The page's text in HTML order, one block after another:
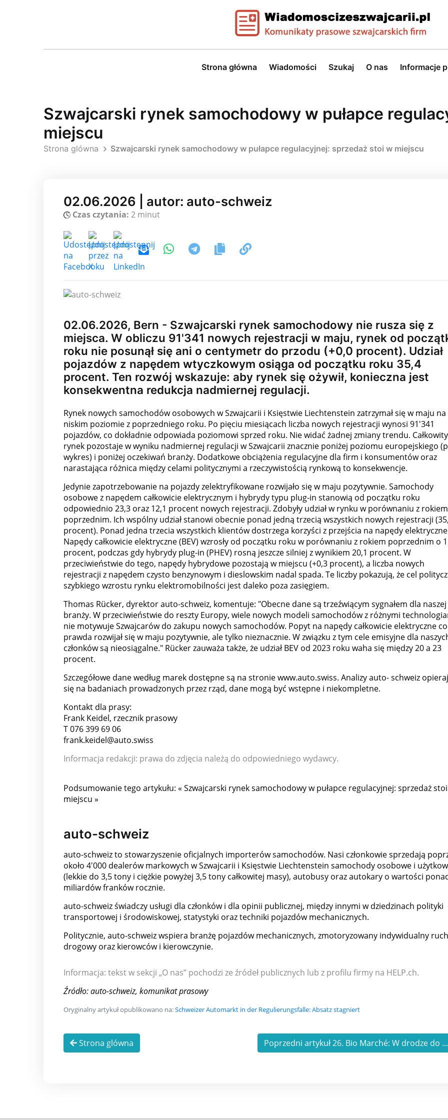
Strona główna Wiadomości Szukaj O nas Informacje
Szwajcarski rynek samochodowy w pułapce
miejscu
Strona glówna Szwajcarski rynek samochodowy w pułapce regulacyjnej: sprzedaż stoi w miejscu
02.06.2026 | autor: auto-schweiz
Czas czytania: 2 minut
02.06.2026, Bern - Szwajcarski rynek samochodowy nie rusza się z
miejsca. W obliczu 91'341 nowych rejestracji w maju, rynek od
roku nie posunął się ani o centymetr do przodu (+0,0 procent). Udział
pojazdów z napędem wtyczkowym osiąga od początku roku 35,4
procent. Ten rozwój wskazuje: aby rynek się ożywił, konieczna jest
konsekwentna redukcja nadmiernej regulacji.
Rynek nowych samochodów osobowych w Szwajcarii i Księstwie Liechtenstein zatrzymał się w maju na
niskim poziomie z poprzedniego roku. Po pięciu miesiącach liczba nowych rejestracji wynosi 91'341
pojazdów, co dokładnie odpowiada poziomowi sprzed roku. Nie widać żadnej zmiany trendu. Całkowity
rynek pozostaje w wyniku nadmiernej regulacji w Szwajcarii znacznie poniżej poziomu europejskiego
wykres) i poniżej oczekiwań branży. Dodatkowe obciążenia regulacyjne dla firm i konsumentów oraz
narastająca różnica między celami politycznymi a rzeczywistością rynkową to konsekwencje.
Jedynie zapotrzebowanie na pojazdy zelektryfikowane rozwijało się w maju pozytywnie. Samochody
osobowe z napędem całkowicie elektrycznym i hybrydy typu plug-in stanowią od początku roku
odpowiednio 23,3 oraz 12,1 procent nowych rejestracji. Zdobyły udział w rynku w porównaniu z rokiem
poprzednim. Ich wspólny udział stanowi obecnie ponad jedną trzecią wszystkich nowych rejestracji
procent). Ponad jedna trzecia wszystkich klientów dostrzega korzyści z przejścia na napędy
Napędy całkowicie elektryczne (BEV) wzrosły od początku roku w porównaniu z rokiem poprzednim o
procent, podczas gdy hybrydy plug-in (PHEV) rosną jeszcze silniej z wynikiem 20,1 procent. W
przeciwieństwie do tego, napędy hybrydowe pozostają w miejscu (+0,3 procent), a liczba nowych
rejestracji z napędem czysto benzynowym i dieslowskim nadal spada. Te liczby pokazują, że cel
szybkiego wzrostu rynku elektromobilności jest daleko poza zasięgiem.
Thomas Rücker, dyrektor auto-schweiz, komentuje: "Obecne dane są trzeźwiącym sygnałem dla naszej
branży. W przeciwieństwie do reszty Europy, wiele nowych modeli samochodów z różnymi
nie motywuje Szwajcarów do zakupu nowych samochodów. Popyt na napędy całkowicie elektryczne co
prawda rozwijał się w maju pozytywnie, ale tylko nieznacznie. W związku z tym cele emisyjne dla
członków są nieosiągalne." Rücker zauważa także, że udział BEV od 2023 roku waha się między 20 a 23
procent.
Szczegółowe dane według marek dostępne są na stronie www.auto.swiss. Analizy auto- schweiz
się na badaniach prowadzonych przez rząd, dane mogą być wstępne i niekompletne.
Kontakt dla prasy:
Frank Keidel, rzecznik prasowy
T 076 399 69 06
frank.keidel@auto.swiss
Informacja redakcji: prawa do zdjęcia należą do odpowiedniego wydawcy.
Podsumowanie tego artykułu: « Szwajcarski rynek samochodowy w pułapce regulacyjnej: sprzedaż
miejscu »
auto-schweiz
auto-schweiz to stowarzyszenie oficjalnych importerów samochodów. Nasi członkowie sprzedają
około 4'000 dealerów markowych w Szwajcarii i Księstwie Liechtenstein samochody osobowe i
(lekkie do 3,5 tony i ciężkie powyżej 3,5 tony całkowitej masy), autobusy oraz autokary o wartości
miliardów franków rocznie.
auto-schweiz świadczy usługi dla członków i dla opinii publicznej, między innymi w dziedzinach polityki
transportowej i środowiskowej, statystyki oraz techniki pojazdów mechanicznych.
Politycznie, auto-schweiz wspiera branżę pojazdów mechanicznych, zmotoryzowany indywidualny ruch
drogowy oraz kierowców i kierowczynie.
Informacja: tekst w sekcji „O nas” pochodzi ze źródeł publicznych lub z profilu firmy na HELP.ch.
Źródło: auto-schweiz, komunikat prasowy
Oryginalny artykuł opublikowano na:Schweizer Automarkt in der Regulierungsfalle: Absatz stagniert
Strona glówna Poprzedni artykuł 26. Bio Marché: W drodze do ...